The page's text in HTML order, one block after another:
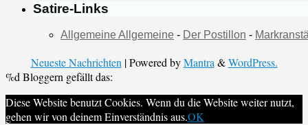
Satire-Links
Allgemeine Allgemeine - Der Postillon -
Neueste Nachrichten| Powered byMantra&WordPress.
%dBloggern gefällt das:
Diese Website benutzt Cookies. Wenn du die Website weiter nutzt,
gehen wir von deinem Einverständnis aus.OK